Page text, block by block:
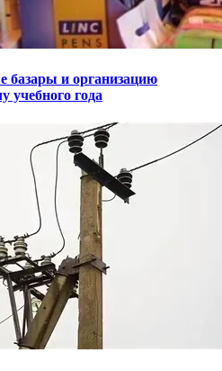
и организацию
учебного года